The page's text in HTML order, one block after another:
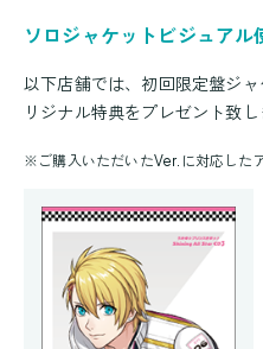
ソロジャケットビジュアル
以下店舗では、初回限定盤ジ
リジナル特典をプレゼント致し
※ ご購入いただいたVer.に対応した